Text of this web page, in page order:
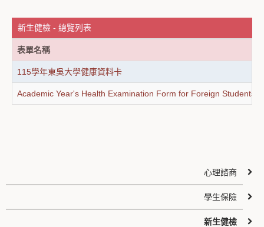
新生健檢 - 總覽列表
表單名稱
115學年東吳大學健康資料卡
Academic Year's Health Examination Form for Foreign Students
心理諮商
學生保險
新生健檢